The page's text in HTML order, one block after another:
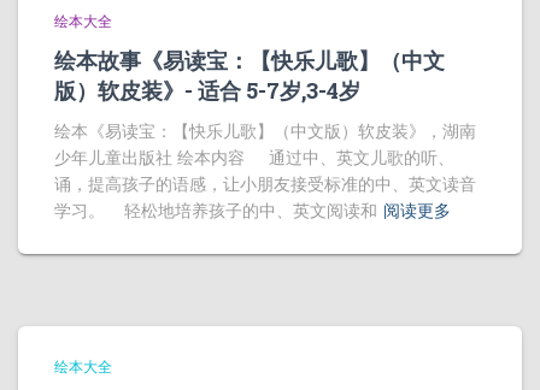
绘本大全
绘本故事《易读宝：【快乐儿歌】（中文
版）软皮装》- 适合 5-7岁,3-4岁
绘本《易读宝：【快乐儿歌】（中文版）软皮装》，湖南
少年儿童出版社 绘本内容 通过中、英文儿歌的听、
诵，提高孩子的语感，让小朋友接受标准的中、英文读音
学习。 轻松地培养孩子的中、英文阅读和 阅读更多
绘本大全